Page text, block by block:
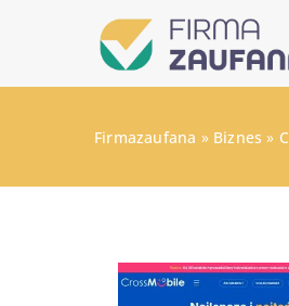
Firmazaufana » Biznes »